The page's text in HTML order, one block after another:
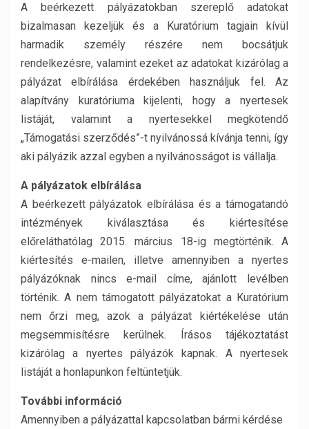
A beérkezett pályázatokban szereplő adatokat
bizalmasan kezeljük és a Kuratórium tagjain kívül
harmadik személy részére nem bocsátjuk
rendelkezésre, valamint ezeket az adatokat kizárólag a
pályázat elbírálása érdekében használjuk fel. Az
alapítvány kuratóriuma kijelenti, hogy a nyertesek
listáját, valamint a nyertesekkel megkötendő
„Támogatási szerződés”-t nyilvánossá kívánja tenni, így
aki pályázik azzal egyben a nyilvánosságot is vállalja.
A pályázatok elbírálása
A beérkezett pályázatok elbírálása és a támogatandó
intézmények kiválasztása és kiértesítése
előreláthatólag 2015. március 18-ig megtörténik. A
kiértesítés e-mailen, illetve amennyiben a nyertes
pályázóknak nincs e-mail címe, ajánlott levélben
történik. A nem támogatott pályázatokat a Kuratórium
nem őrzi meg, azok a pályázat kiértékelése után
megsemmisítésre kerülnek. Írásos tájékoztatást
kizárólag a nyertes pályázók kapnak. A nyertesek
listáját a honlapunkon feltüntetjük.
További információ
Amennyiben a pályázattal kapcsolatban bármi kérdése